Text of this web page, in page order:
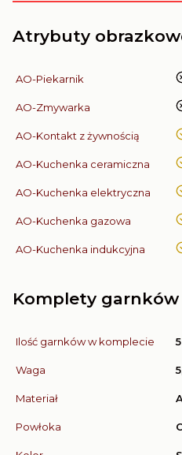
Atrybuty
AO-Piekarnik
AO-Zmywarka
AO-Kontakt z żywnością
AO-Kuchenka ceramiczna
AO-Kuchenka elektryczna
AO-Kuchenka gazowa
AO-Kuchenka indukcyjna
Komplety garnków
Ilość garnków w komplecie
Waga
Materiał
Powłoka